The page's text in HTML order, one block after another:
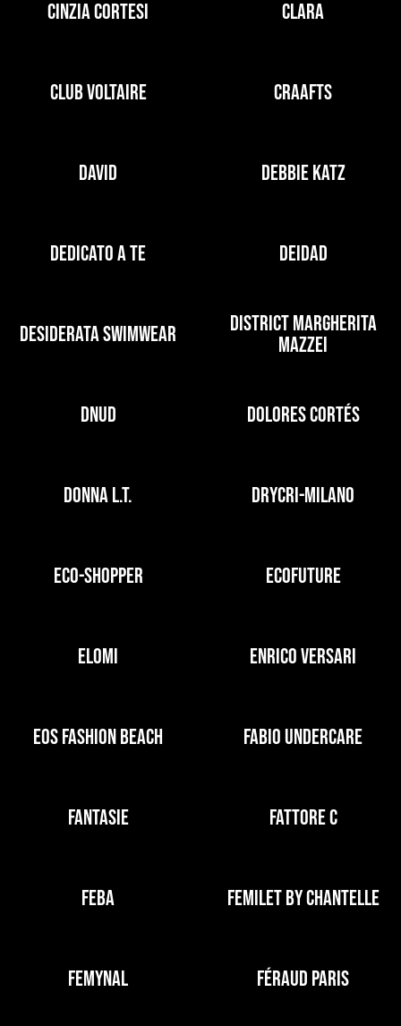
CINZIA CORTESI CLARA
CLUB VOLTAIRE CRAAFTS
DAVID DEBBIE KATZ
DEDICATO A TE DEIDAD
DESIDERATA SWIMWEAR
DISTRICT MARGHERITA
MAZZEI
DNUD DOLORES CORTÉS
DONNA L.T. DRYCRI-MILANO
ECO-SHOPPER ECOFUTURE
ELOMI ENRICO VERSARI
EOS FASHION BEACH FABIO UNDERCARE
FANTASIE FATTORE C
FEBA FEMILET BY CHANTELLE
FEMYNAL FÉRAUD PARIS